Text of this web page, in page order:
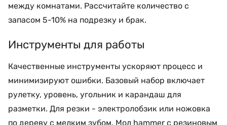
между комнатами. Рассчитайте количество с
запасом 5-10% на подрезку и брак.
Инструменты для работы
Качественные инструменты ускоряют процесс и
минимизируют ошибки. Базовый набор включает
рулетку, уровень, угольник и карандаш для
разметки. Для резки - электролобзик или ножовка
по дереву с мелким зубом. Мол hammer с резиновым